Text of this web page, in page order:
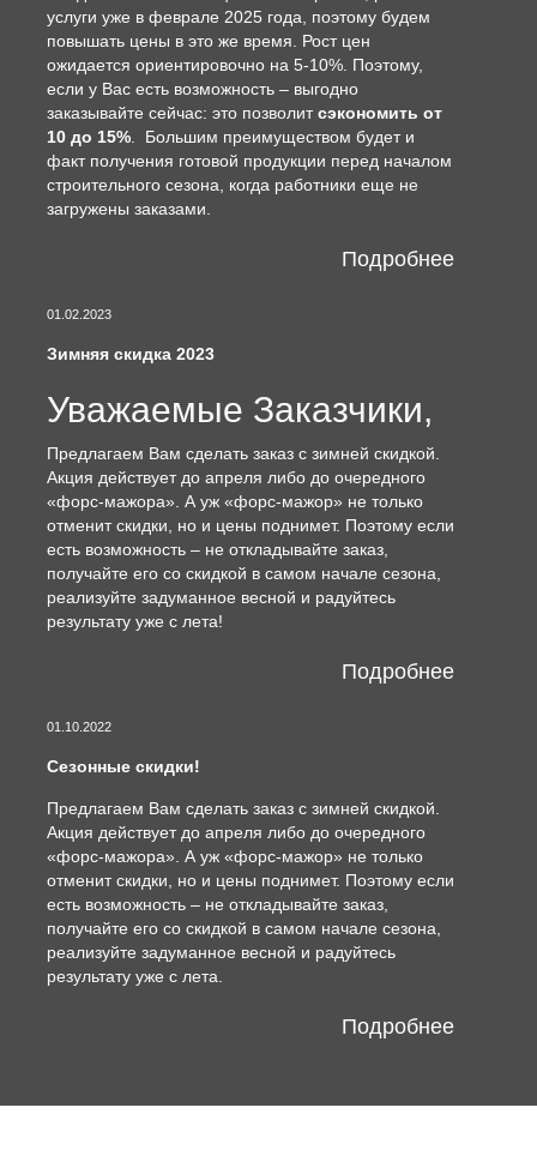
услуги уже в феврале 2025 года, поэтому будем
повышать цены в это же время. Рост цен
ожидается ориентировочно на 5-10%. Поэтому,
если у Вас есть возможность – выгодно
заказывайте сейчас: это позволитсэкономить от
10 до 15% . Большим преимуществом будет и
факт получения готовой продукции перед началом
строительного сезона, когда работники еще не
загружены заказами.
Подробнее
01.02.2023
Зимняя скидка 2023
Уважаемые Заказчики,
Предлагаем Вам сделать заказ с зимней скидкой.
Акция действует до апреля либо до очередного
«форс-мажора». А уж «форс-мажор» не только
отменит скидки, но и цены поднимет. Поэтому если
есть возможность – не откладывайте заказ,
получайте его со скидкой в самом начале сезона,
реализуйте задуманное весной и радуйтесь
результату уже с лета!
Подробнее
01.10.2022
Сезонные скидки!
Предлагаем Вам сделать заказ с зимней скидкой.
Акция действует до апреля либо до очередного
«форс-мажора». А уж «форс-мажор» не только
отменит скидки, но и цены поднимет. Поэтому если
есть возможность – не откладывайте заказ,
получайте его со скидкой в самом начале сезона,
реализуйте задуманное весной и радуйтесь
результату уже с лета.
Подробнее